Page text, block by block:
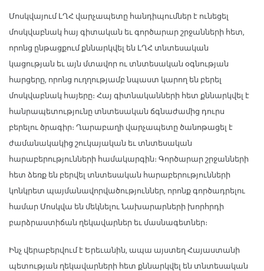
Մոսկվայում ԼՂՀ վարչապետը հանդիպումներ է ունեցել
մոսկվաբնակ հայ գիտական եւ գործարար շրջանների հետ,
որոնց ընթացքում քննարկվել են ԼՂՀ տնտեսական
կացության եւ այն մտավոր ու տնտեսական օգնության
հարցերը, որոնց ուղղությամբ նպաստ կարող են բերել
մոսկվաբնակ հայերը։ Հայ գիտնականների հետ քննարկվել է
հանրապետությունը տնտեսական ճգնաժամից դուրս
բերելու ծրագիր։ Ղարաբաղի վարչապետը ծանոթացել է
ժամանակակից շուկայական եւ տնտեսական
հարաբերությունների համակարգին։ Գործարար շրջանների
հետ ձեռք են բերվել տնտեսական հարաբերությունների
կոնկրետ պայմանավորվածություններ, որոնք գործադրելու
համար Մոսկվա են մեկնելու Նախարարների խորհրդի
բարձրաստիճան ղեկավարներ եւ մասնագետներ։
Ինչ վերաբերվում է Երեւանին, ապա այստեղ Հայաստանի
պետության ղեկավարների հետ քննարկվել են տնտեսական